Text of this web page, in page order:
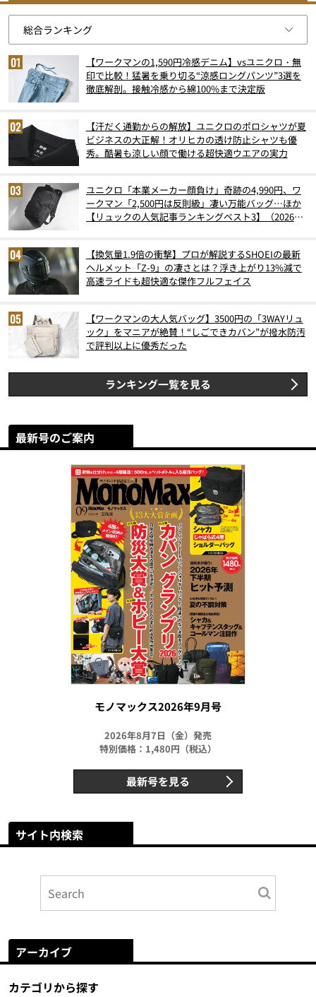
【ワークマンの1,590円冷感デニム】vsユニクロ・無
印で比較！猛暑を乗り切る“涼感ロングパンツ”3選を
徹底解剖。接触冷感から綿100%まで決定版
【汗だく通勤からの解放】ユニクロのポロシャツが夏
ビジネスの大正解！オリヒカの透け防止シャツも優
秀。酷暑も涼しい顔で働ける超快適ウエアの実力
ユニクロ「本業メーカー顔負け」奇跡の4,990円、ワ
ークマン「2,500円は反則級」凄い万能バッグ…ほか
【リュックの人気記事ランキングベスト3】（2026年
【換気量1.9倍の衝撃】プロが解説するSHOEIの最新
ヘルメット「Z-9」の凄さとは？浮き上がり13%減で
高速ライドも超快適な傑作フルフェイス
【ワークマンの大人気バッグ】3500円の「3WAYリュ
ック」をマニアが絶賛！“しごできカバン”が撥水防汚
で評判以上に優秀だった
ランキング一覧を見る
最新号のご案内
モノマックス2026年9月号
2026年8月7日（金）発売
特別価格：1,480円（税込）
最新号を見る
サイト内検索
アーカイブ
カテゴリから探す